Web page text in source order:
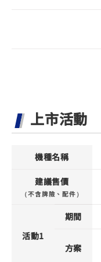
上市活動
機種名稱
建議售價
（不含牌險、配件）
活動1
期間
方案